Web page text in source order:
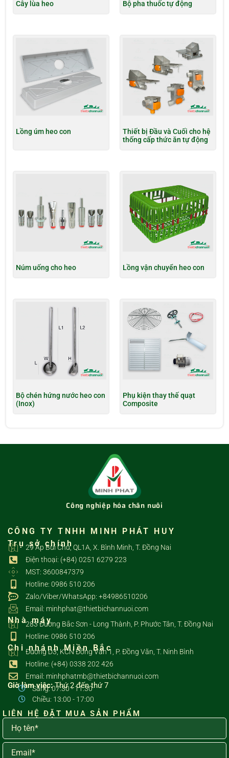
Cây lùa heo Bộ pha thuốc tự động
Lồng úm heo con
Thiết bị Đầu và Cuối cho hệ
thống cấp thức ăn tự động
Núm uống cho heo Lồng vận chuyển heo con
Bộ chén hứng nước heo con
(Inox)
Phụ kiện thay thế quạt
Composite
Công nghiệp hóa chăn nuôi
CÔNG TY TNHH MINH PHÁT HUY
Trụ sở chính
29 Ấp Bùi Chu, QL1A, X. Bình Minh, T. Đồng Nai
Điện thoại: (+84) 0251 6279 223
MST: 3600847379
Hotline: 0986 510 206
Zalo/Viber/WhatsApp: +84986510206
Email: minhphat@thietbichannuoi.com
Nhà máy
283 Đường Bắc Sơn - Long Thành, P. Phước Tân, T. Đồng Nai
Hotline: 0986 510 206
Chi nhánh Miền Bắc
Đường D3, KCN Đồng Văn 1, P. Đồng Văn, T. Ninh Bình
Hotline: (+84) 0338 202 426
Email: minhphatmb@thietbichannuoi.com
Giờ làm việc:Thứ 2 đến thứ 7
Sáng: 07:30 - 11:30
Chiều: 13:00 - 17:00
LIÊN HỆ ĐẶT MUA SẢN PHẨM